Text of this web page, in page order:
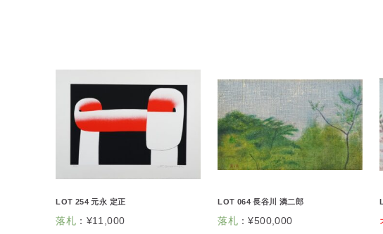
LOT 254 元永 定正
落札 ： ¥11,000
LOT 064 長谷川 潾二郎
落札：¥500,000